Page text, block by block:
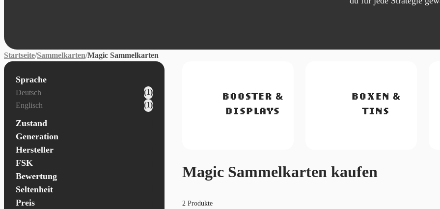
Startseite/Sammelkarten/Magic Sammelkarten
Magic Sammelkarten kaufen
2 Produkte
Sprache
Karten - Sprache
Deutsch
(1)
Englisch
(1)
Zustand
Generation
Hersteller
FSK
Bewertung
Seltenheit
Preis